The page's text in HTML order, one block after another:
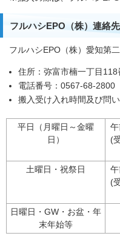
フルハシEPO（株）連絡
フルハシEPO（株）愛知第
住所：弥富市楠一丁目118
電話番号：0567-68-2800
搬入受け入れ時間及び問
平日（月曜日～金曜
日）
(
土曜日・祝祭日
(
日曜日・GW・お盆・年
末年始等